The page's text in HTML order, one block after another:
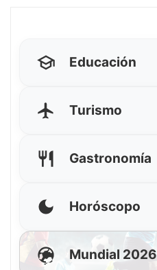
Educación
Turismo
Gastronomía
Horóscopo
Mundial 2026